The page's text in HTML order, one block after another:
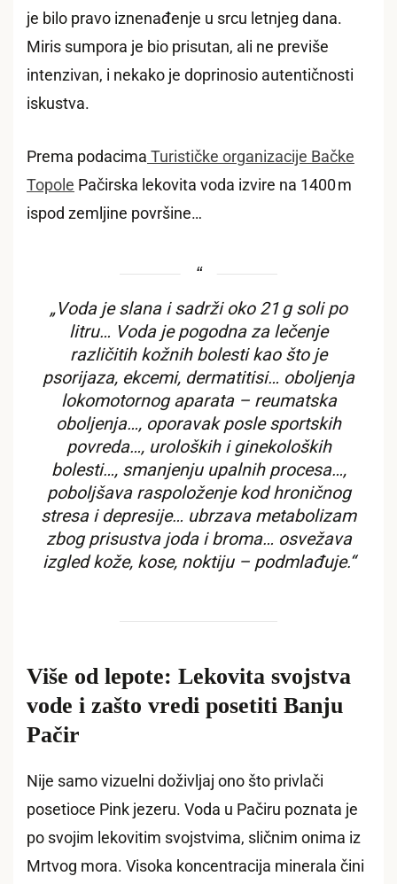
je bilo pravo iznenađenje u srcu letnjeg dana.
Miris sumpora je bio prisutan, ali ne previše
intenzivan, i nekako je doprinosio autentičnosti
iskustva.
Prema podacima Turističke organizacije Bačke
Topole Pačirska lekovita voda izvire na 1400 m
ispod zemljine površine…
„Voda je slana i sadrži oko 21 g soli po
litru… Voda je pogodna za lečenje
različitih kožnih bolesti kao što je
psorijaza, ekcemi, dermatitisi… oboljenja
lokomotornog aparata – reumatska
oboljenja…, oporavak posle sportskih
povreda…, uroloških i ginekoloških
bolesti…, smanjenju upalnih procesa…,
poboljšava raspoloženje kod hroničnog
stresa i depresije… ubrzava metabolizam
zbog prisustva joda i broma… osvežava
izgled kože, kose, noktiju – podmlađuje.“
Više od lepote: Lekovita svojstva
vode i zašto vredi posetiti Banju
Pačir
Nije samo vizuelni doživljaj ono što privlači
posetioce Pink jezeru. Voda u Pačiru poznata je
po svojim lekovitim svojstvima, sličnim onima iz
Mrtvog mora. Visoka koncentracija minerala čini